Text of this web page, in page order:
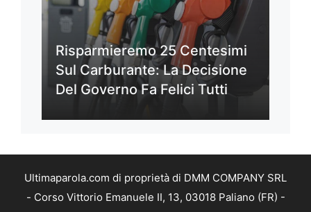
Risparmieremo 25 Centesimi
Sul Carburante: La Decisione
Del Governo Fa Felici Tutti
Ultimaparola.com di proprietà di DMM COMPANY SRL
- Corso Vittorio Emanuele II, 13, 03018 Paliano (FR) -